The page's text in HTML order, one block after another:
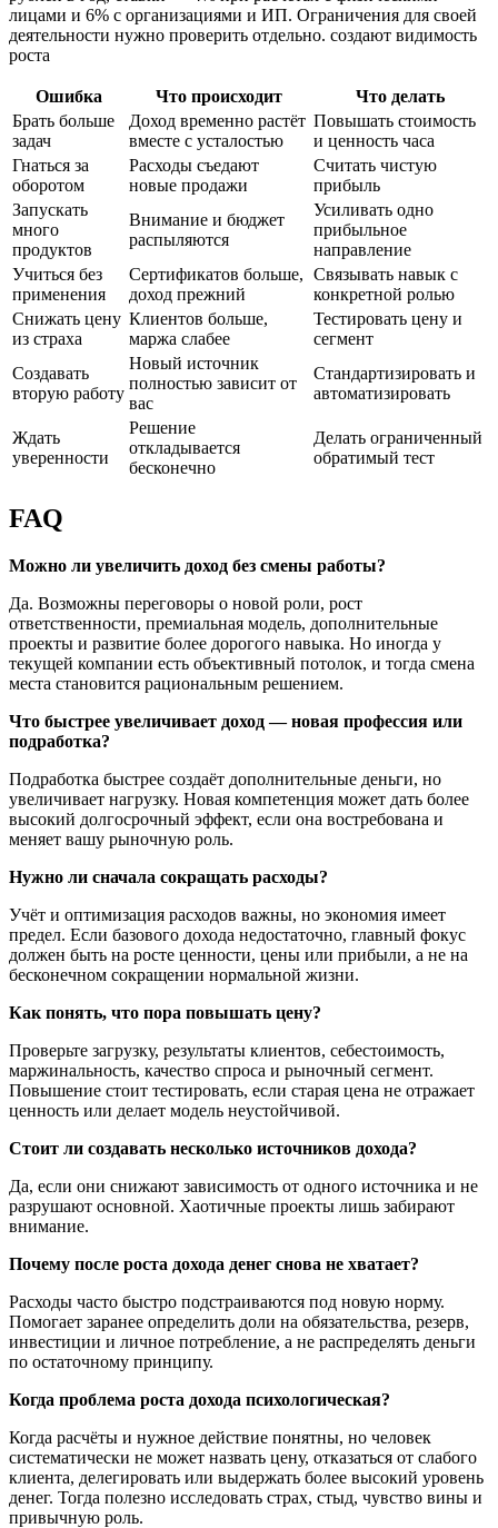
лицами и 6% с организациями и ИП. Ограничения для своей
деятельности нужно проверить отдельно. создают видимость
роста
Ошибка Что происходит
Что делать
Брать больше
задач
Доход временно растёт
вместе с усталостью
Повышать стоимость
и ценность часа
Гнаться за
оборотом
Расходы съедают
новые продажи
Считать чистую
прибыль
Запускать
много
продуктов
Внимание и бюджет
распыляются
Усиливать одно
прибыльное
направление
Учиться без
применения
Сертификатов больше,
доход прежний
Связывать навык с
конкретной ролью
Снижать цену
из страха
Клиентов больше,
маржа слабее
Тестировать цену и
сегмент
Создавать
вторую работу
Новый источник
полностью зависит от
вас
Стандартизировать и
автоматизировать
Ждать
уверенности
Решение
откладывается
бесконечно
Делать ограниченный
обратимый тест
FAQ
Можно ли увеличить доход без смены работы?
Да. Возможны переговоры о новой роли, рост
ответственности, премиальная модель, дополнительные
проекты и развитие более дорогого навыка. Но иногда у
текущей компании есть объективный потолок, и тогда смена
места становится рациональным решением.
Что быстрее увеличивает доход — новая профессия или
подработка?
Подработка быстрее создаёт дополнительные деньги, но
увеличивает нагрузку. Новая компетенция может дать более
высокий долгосрочный эффект, если она востребована и
меняет вашу рыночную роль.
Нужно ли сначала сокращать расходы?
Учёт и оптимизация расходов важны, но экономия имеет
предел. Если базового дохода недостаточно, главный фокус
должен быть на росте ценности, цены или прибыли, а не на
бесконечном сокращении нормальной жизни.
Как понять, что пора повышать цену?
Проверьте загрузку, результаты клиентов, себестоимость,
маржинальность, качество спроса и рыночный сегмент.
Повышение стоит тестировать, если старая цена не отражает
ценность или делает модель неустойчивой.
Стоит ли создавать несколько источников дохода?
Да, если они снижают зависимость от одного источника и не
разрушают основной. Хаотичные проекты лишь забирают
внимание.
Почему после роста дохода денег снова не хватает?
Расходы часто быстро подстраиваются под новую норму.
Помогает заранее определить доли на обязательства, резерв,
инвестиции и личное потребление, а не распределять деньги
по остаточному принципу.
Когда проблема роста дохода психологическая?
Когда расчёты и нужное действие понятны, но человек
систематически не может назвать цену, отказаться от слабого
клиента, делегировать или выдержать более высокий уровень
денег. Тогда полезно исследовать страх, стыд, чувство вины и
привычную роль.